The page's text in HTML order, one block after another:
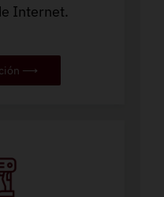
Internet.
⟶